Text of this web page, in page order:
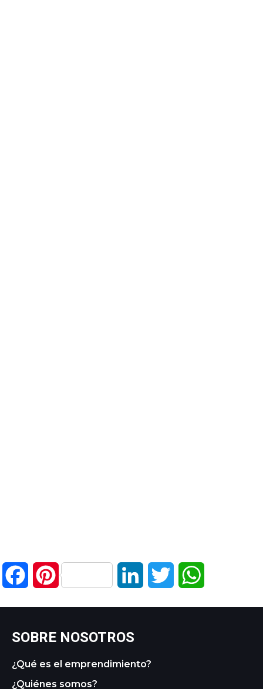
FacebookPinterest LinkedIn Twitter
SOBRE NOSOTROS
¿Qué es el emprendimiento?
¿Quiénes somos?